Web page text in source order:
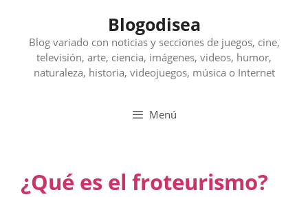
contenido
Blogodisea
Blog variado con noticias y secciones de juegos, cine,
televisión, arte, ciencia, imágenes, videos, humor,
naturaleza, historia, videojuegos, música o Internet
Menú
¿Qué es el froteurismo?